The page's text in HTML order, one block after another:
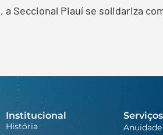
Seccional Piauí se solidariza
Institucional
História
Serviços
Anuidade